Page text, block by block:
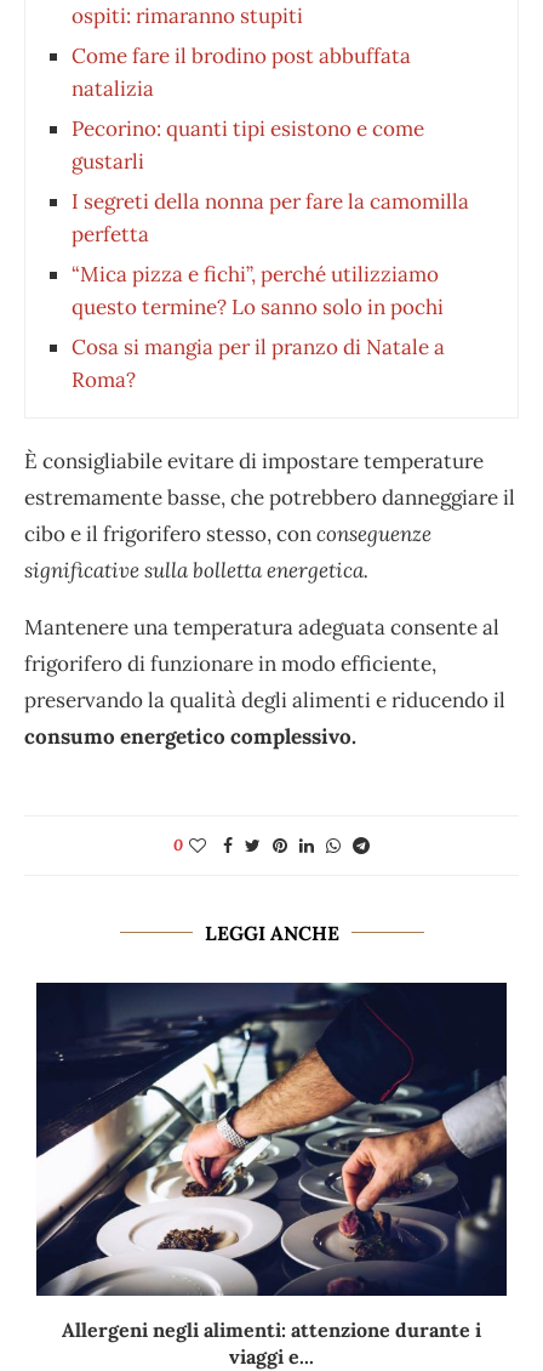
ospiti: rimaranno stupiti
⁠Come fare il brodino post abbuffata
natalizia
Pecorino: quanti tipi esistono e come
gustarli
I segreti della nonna per fare la camomilla
perfetta
“Mica pizza e fichi”, perché utilizziamo
questo termine? Lo sanno solo in pochi
Cosa si mangia per il pranzo di Natale a
Roma?
È consigliabile evitare di impostare temperature
estremamente basse, che potrebbero danneggiare il
cibo e il frigorifero stesso, conconseguenze
significative sulla bolletta energetica.
Mantenere una temperatura adeguata consente al
frigorifero di funzionare in modo efficiente,
preservando la qualità degli alimenti e riducendo il
consumo energetico complessivo.
0
LEGGI ANCHE
Allergeni negli alimenti: attenzione durante i
viaggi e...